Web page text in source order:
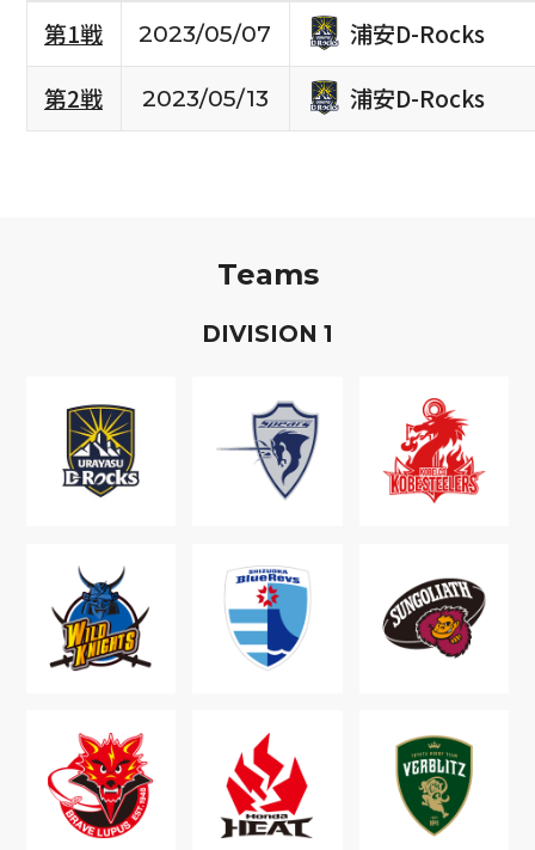
第1戦 2023/05/07
浦安D-Rocks
第2戦
2023/05/13 浦安D-Rocks
Teams
DIVISION 1